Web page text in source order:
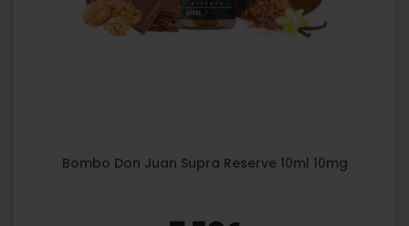
Bombo Don Juan Supra Reserve 10ml 10mg